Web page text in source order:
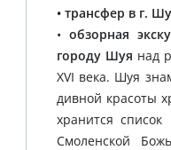
• трансфер в г.
• обзорная
городу Шуя над
XVI века. Шуя
дивной красоты
хранится
Смоленской